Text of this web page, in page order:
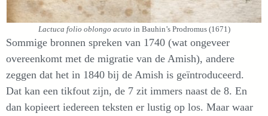
Lactuca folio oblongo acuto in Bauhin’s Prodromus (1671)
Sommige bronnen spreken van 1740 (wat ongeveer
overeenkomt met de migratie van de Amish), andere
zeggen dat het in 1840 bij de Amish is geïntroduceerd.
Dat kan een tikfout zijn, de 7 zit immers naast de 8. En
dan kopieert iedereen teksten er lustig op los. Maar waar